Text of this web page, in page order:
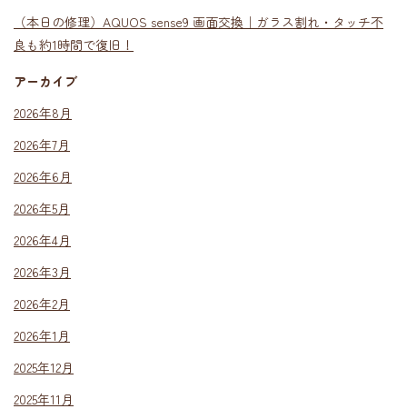
（本日の修理）AQUOS sense9 画面交換｜ガラス割れ・タッチ不
良も約1時間で復旧！
アーカイブ
2026年8月
2026年7月
2026年6月
2026年5月
2026年4月
2026年3月
2026年2月
2026年1月
2025年12月
2025年11月